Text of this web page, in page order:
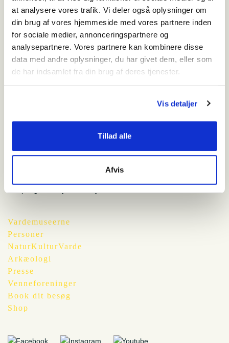
at analysere vores trafik. Vi deler også oplysninger om
din brug af vores hjemmeside med vores partnere inden
for sociale medier, annonceringspartnere og
analysepartnere. Vores partnere kan kombinere disse
data med andre oplysninger, du har givet dem, eller som
de har indsamlet fra din brug af deres tjenester.
Vis detaljer
Tillad alle
Afvis
Spillet, som kan spilles både ude og inde, og som gemmer på en
masse viden om 50 danske fiskearter. Men Fisk med Naturnørd
er ikke bare et spil. Det er også en invitation til, at du som
lystfisker skal forsøge at fange disse 50 fiskearter i Danmark.
Naturnørd vil selv prøve, om han kan fange alle disse 50 arter på
blot ét år.
kanal for at se, om det lykkes ham at fange de 50 arter.
Vardemuseerne
Personer
NaturKulturVarde
Arkæologi
Presse
Venneforeninger
Book dit besøg
Shop